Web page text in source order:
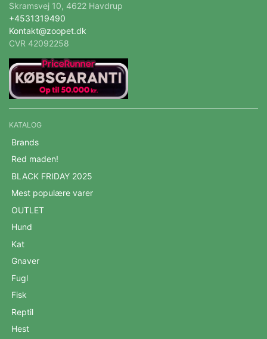
Skramsvej 10, 4622 Havdrup
+4531319490
Kontakt@zoopet.dk
CVR 42092258
KATALOG
Brands
Red maden!
BLACK FRIDAY 2025
Mest populære varer
OUTLET
Hund
Kat
Gnaver
Fugl
Fisk
Reptil
Hest